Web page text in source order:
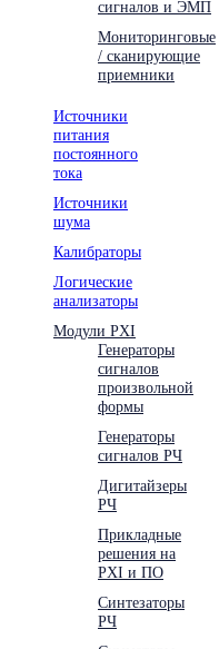
сигналов и ЭМП
Мониторинговые
/ сканирующие
приемники
Источники
питания
постоянного
тока
Источники
шума
Калибраторы
Логические
анализаторы
Модули PXI
Генераторы
сигналов
произвольной
формы
Генераторы
сигналов РЧ
Дигитайзеры
РЧ
Прикладные
решения на
PXI и ПО
Синтезаторы
РЧ